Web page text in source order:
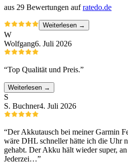
aus 29 Bewertungen auf ratedo.de
Weiterlesen →
W
Wolfgang6. Juli 2026
“Top Qualität und Preis.”
Weiterlesen →
S
S. Buchner4. Juli 2026
“Der Akkutausch bei meiner Garmin
wäre DHL schneller hätte ich die Uhr
gehabt. Der Akku hält wieder super,
Jederzei…”